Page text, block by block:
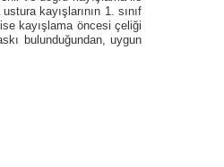
kayışlarının 1. sınıf
kayışlama öncesi çeliği
bulunduğundan, uygun